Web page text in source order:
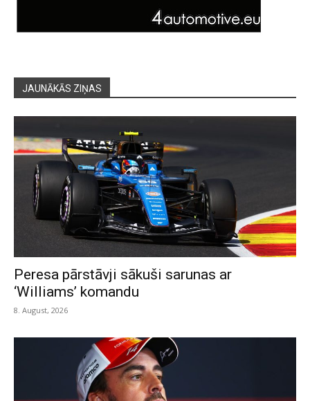
JAUNĀKĀS ZIŅAS
Peresa pārstāvji sākuši sarunas ar
‘Williams’ komandu
8. August, 2026